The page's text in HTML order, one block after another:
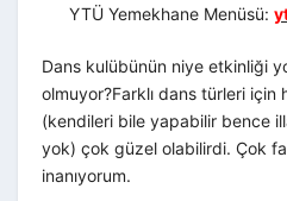
YTÜ Yemekhane Menüsü:
Dans kulübünün niye etkinliği
olmuyor?Farklı dans türleri için
(kendileri bile yapabilir bence
yok) çok güzel olabilirdi. Çok
inanıyorum.